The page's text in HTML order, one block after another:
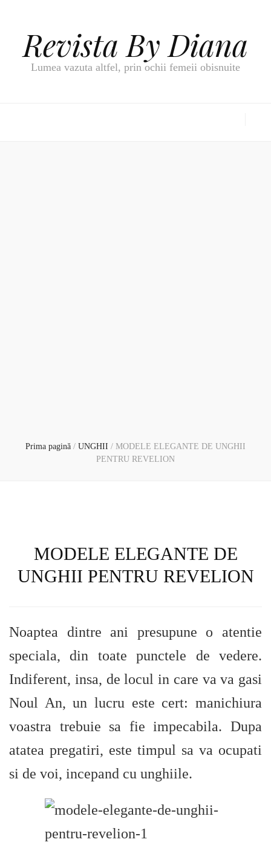
Revista By Diana
Lumea vazuta altfel, prin ochii femeii obisnuite
Prima pagină / UNGHII / MODELE ELEGANTE DE UNGHII
PENTRU REVELION
MODELE ELEGANTE DE
UNGHII PENTRU REVELION
Noaptea dintre ani presupune o atentie
speciala, din toate punctele de vedere.
Indiferent, insa, de locul in care va va gasi
Noul An, un lucru este cert: manichiura
voastra trebuie sa fie impecabila. Dupa
atatea pregatiri, este timpul sa va ocupati
si de voi, incepand cu unghiile.